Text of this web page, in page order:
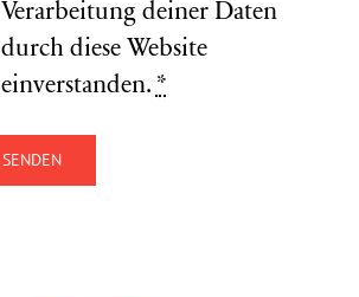
Verarbeitung deiner Daten
durch diese Website
einverstanden. *